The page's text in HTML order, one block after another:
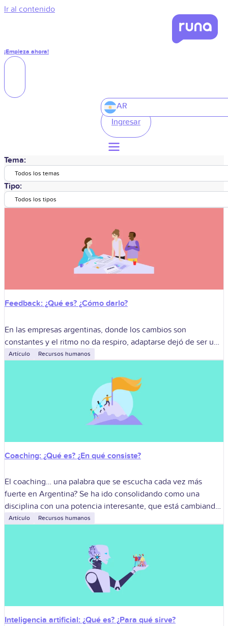
Ir al contenido
¡Empieza ahora!
AR
Ingresar
Tema:
Todos los temas
Tipo:
Todos los tipos
Feedback: ¿Qué es? ¿Cómo darlo?
En las empresas argentinas, donde los cambios son
constantes y el ritmo no da respiro, adaptarse dejó de ser un
plus: es una necesidad. En ese contexto, tanto las
Artículo Recursos humanos
Coaching: ¿Qué es? ¿En qué consiste?
El coaching… una palabra que se escucha cada vez más
fuerte en Argentina? Se ha ido consolidando como una
disciplina con una potencia interesante, que está cambiando
bastante la forma
Artículo Recursos humanos
Inteligencia artificial: ¿Qué es? ¿Para qué sirve?